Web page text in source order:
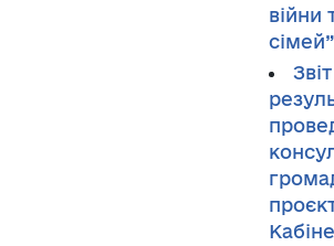
війни
сімей”